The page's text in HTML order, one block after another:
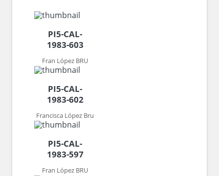
PI5-CAL-
1983-603
Fran López BRU
PI5-CAL-
1983-602
Francisca López Bru
PI5-CAL-
1983-597
Fran López BRU